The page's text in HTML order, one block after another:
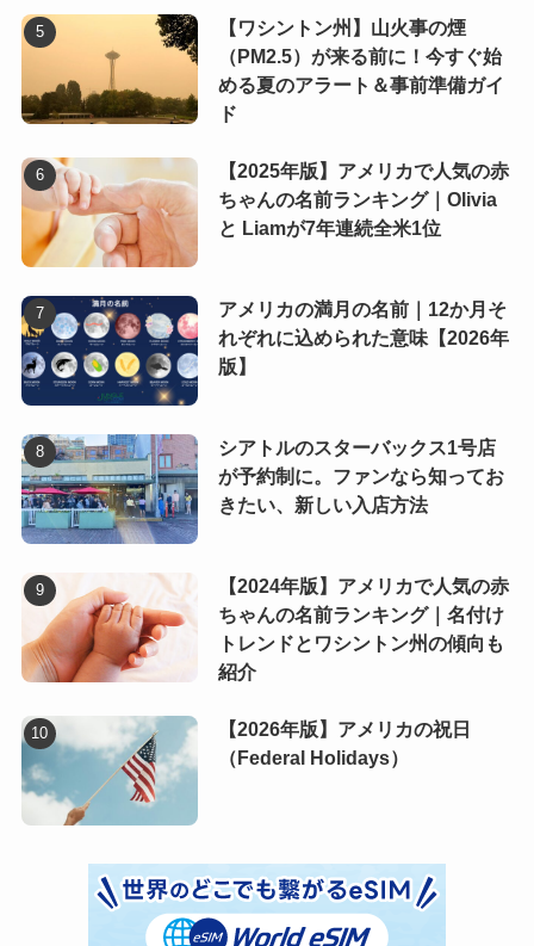
【ワシントン州】山火事の煙
（PM2.5）が来る前に！今すぐ始
める夏のアラート＆事前準備ガイ
ド
【2025年版】アメリカで人気の赤
ちゃんの名前ランキング｜Olivia
と Liamが7年連続全米1位
アメリカの満月の名前｜12か月そ
れぞれに込められた意味【2026年
版】
シアトルのスターバックス1号店
が予約制に。ファンなら知ってお
きたい、新しい入店方法
【2024年版】アメリカで人気の赤
ちゃんの名前ランキング｜名付け
トレンドとワシントン州の傾向も
紹介
【2026年版】アメリカの祝日
（Federal Holidays）